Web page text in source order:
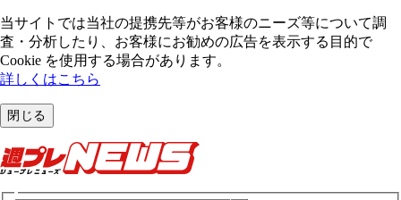
当サイトでは当社の提携先等がお客様のニーズ等について調
査・分析したり、お客様にお勧めの広告を表⽰する⽬的で
Cookie を使⽤する場合があります。
詳しくはこちら
閉じる